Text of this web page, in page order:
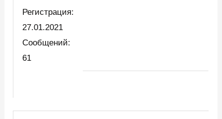
Регистрация:
27.01.2021
Сообщений:
61